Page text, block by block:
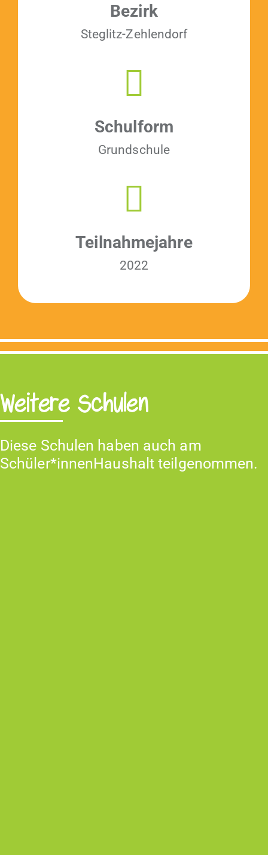
Bezirk
Steglitz-Zehlen­dorf
Schul­form
Grund­schule
Teil­nah­me­jahre
2022
Weitere Schulen
Diese Schulen haben auch am
Schüler*innenHaushalt teilgenommen.